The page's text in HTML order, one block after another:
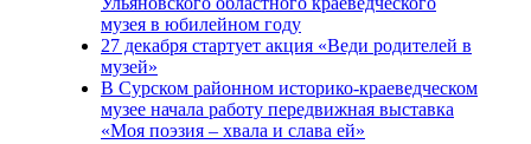
музея в юбилейном году
27 декабря стартует акция «Веди родителей в
музей»
В Сурском районном историко-краеведческом
музее начала работу передвижная выставка
«Моя поэзия – хвала и слава ей»